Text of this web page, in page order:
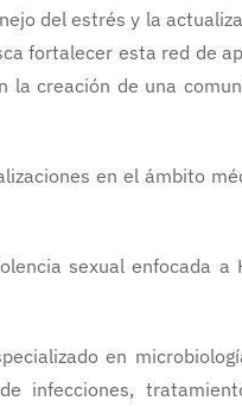
del estrés y la
fortalecer esta red de
la creación de una
en el ámbito
sexual enfocada a
en
infecciones,